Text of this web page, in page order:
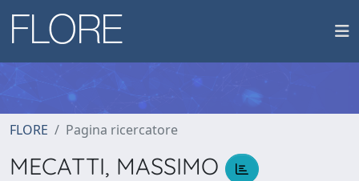
FLORE Pagina ricercatore
MECATTI, MASSIMO